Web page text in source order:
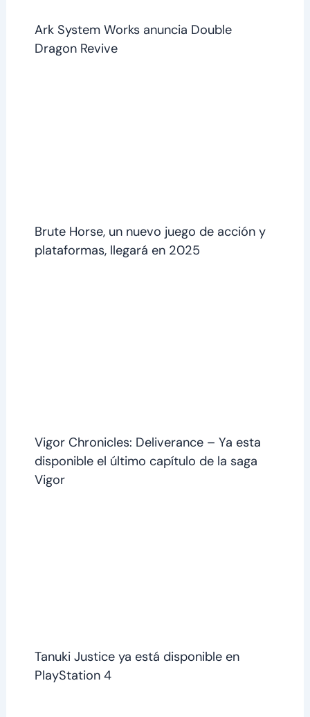
Ark System Works anuncia Double
Dragon Revive
Brute Horse, un nuevo juego de acción y
plataformas, llegará en 2025
Vigor Chronicles: Deliverance – Ya esta
disponible el último capítulo de la saga
Vigor
Tanuki Justice ya está disponible en
PlayStation 4